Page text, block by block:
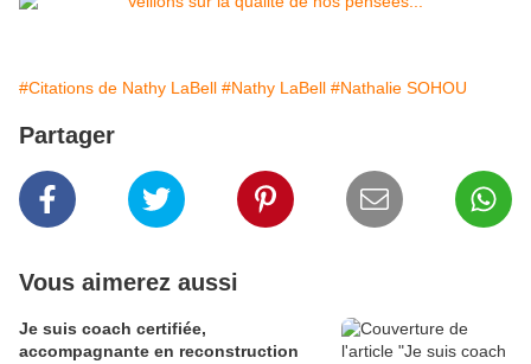
#Citations de Nathy LaBell #Nathy LaBell #Nathalie SOHOU
Partager
Vous aimerez aussi
Je suis coach certifiée,
accompagnante en reconstruction